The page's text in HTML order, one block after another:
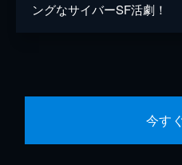
ングなサイバーSF活劇！
今す